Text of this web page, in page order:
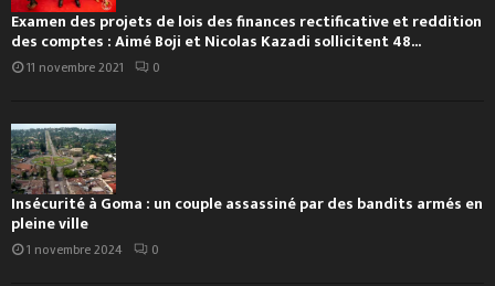
Examen des projets de lois des finances rectificative et reddition
des comptes : Aimé Boji et Nicolas Kazadi sollicitent 48...
11 novembre 2021 0
Insécurité à Goma : un couple assassiné par des bandits armés en
pleine ville
1 novembre 2024 0